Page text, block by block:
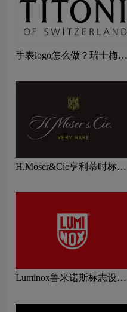
手表logo怎么做？瑞士梅花
H.Moser&Cie亨利慕时标志
念
Luminox鲁米诺斯标志设计